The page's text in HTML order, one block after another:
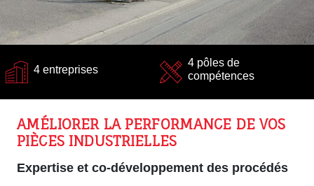
4 entreprises
4 pôles de
compétences
AMÉLIORER LA PERFORMANCE DE VOS
PIÈCES INDUSTRIELLES
Expertise et co-développement des procédés